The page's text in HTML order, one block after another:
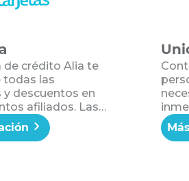
de crédito Alia te
todas las
descuentos en
afiliados. Las
con Alia
del Plan